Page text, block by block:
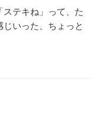
テキね」って、た
いった、ちょっと